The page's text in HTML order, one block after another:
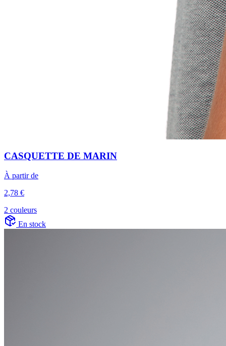
CASQUETTE DE MARIN
À partir de
2,78 €
2 couleurs
En stock